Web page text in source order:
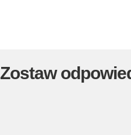
Zostaw